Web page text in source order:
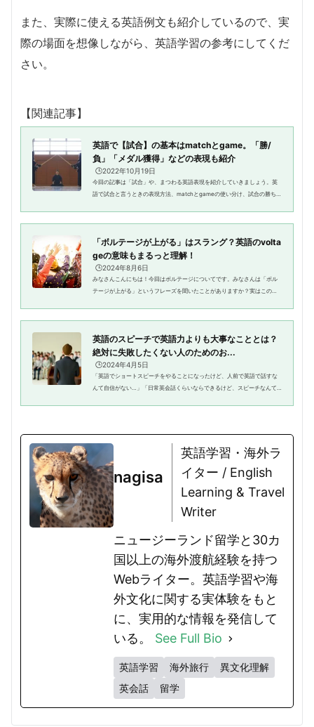
また、実際に使える英語例文も紹介しているので、実
際の場面を想像しながら、英語学習の参考にしてくだ
さい。
【関連記事】
英語で【試合】の基本はmatchとgame。「勝/
負」「メダル獲得」などの表現も紹介
🕒️2022年10月19日
今回の記事は「試合」や、まつわる英語表現を紹介していきましょう。英
語で試合と言うときの表現方法、matchとgameの使い分け、試合の勝ち負
「ボルテージが上がる」はスラング？英語のvolta
geの意味もまるっと理解！
🕒️2024年8月6日
みなさんこんにちは！今回はボルテージについてです。みなさんは「ボル
テージが上がる」というフレーズを聞いたことがありますか？実はこのフ
英語のスピーチで英語力よりも大事なこととは？
絶対に失敗したくない人のためのお...
🕒️2024年4月5日
「英語でショートスピーチをやることになったけど、人前で英語で話すな
んて自信がない…」「日常英会話くらいならできるけど、スピーチなんて
nagisa
英語学習・海外ラ
イター / English
Learning & Travel
Writer
ニュージーランド留学と30カ
国以上の海外渡航経験を持つ
Webライター。英語学習や海
外文化に関する実体験をもと
に、実用的な情報を発信して
いる。 See Full Bio
英語学習 海外旅行
異文化理解
英会話
留学